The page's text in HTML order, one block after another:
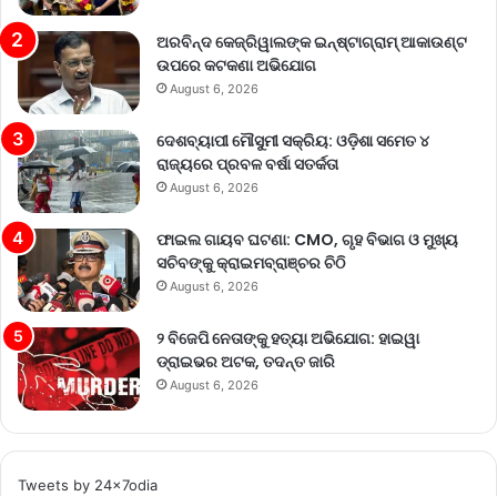
ଅରବିନ୍ଦ କେଜ୍ରିୱାଲଙ୍କ ଇନ୍‌ଷ୍ଟାଗ୍ରାମ୍ ଆକାଉଣ୍ଟ
ଉପରେ କଟକଣା ଅଭିଯୋଗ
August 6, 2026
ଦେଶବ୍ୟାପୀ ମୌସୁମୀ ସକ୍ରିୟ: ଓଡ଼ିଶା ସମେତ ୪
ରାଜ୍ୟରେ ପ୍ରବଳ ବର୍ଷା ସତର୍କତା
August 6, 2026
ଫାଇଲ ଗାୟବ ଘଟଣା: CMO, ଗୃହ ବିଭାଗ ଓ ମୁଖ୍ୟ
ସଚିବଙ୍କୁ କ୍ରାଇମବ୍ରାଞ୍ଚର ଚିଠି
August 6, 2026
୨ ବିଜେପି ନେତାଙ୍କୁ ହତ୍ୟା ଅଭିଯୋଗ: ହାଇୱା
ଡ୍ରାଇଭର ଅଟକ, ତଦନ୍ତ ଜାରି
August 6, 2026
Tweets by 24x7odia